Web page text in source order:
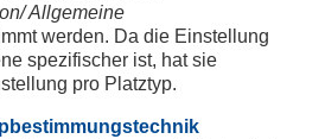
Allgemeine
werden. Da die Einstellung
spezifischer ist, hat sie
pro Platztyp.